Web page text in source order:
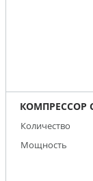
КОМПРЕССОР
Количество
Мощность